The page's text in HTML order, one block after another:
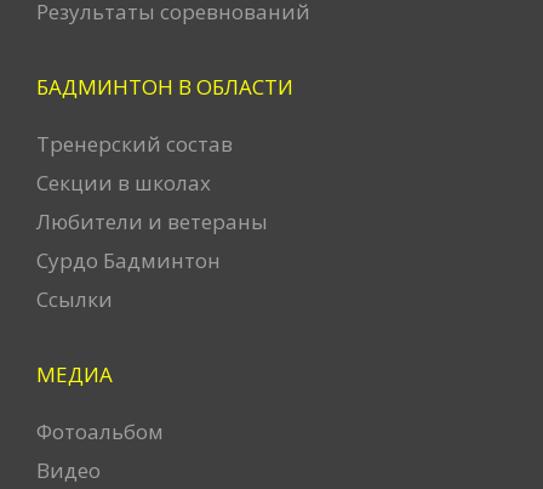
Результаты соревнований
БАДМИНТОН В ОБЛАСТИ
Тренерский состав
Секции в школах
Любители и ветераны
Сурдо Бадминтон
Ссылки
МЕДИА
Фотоальбом
Видео